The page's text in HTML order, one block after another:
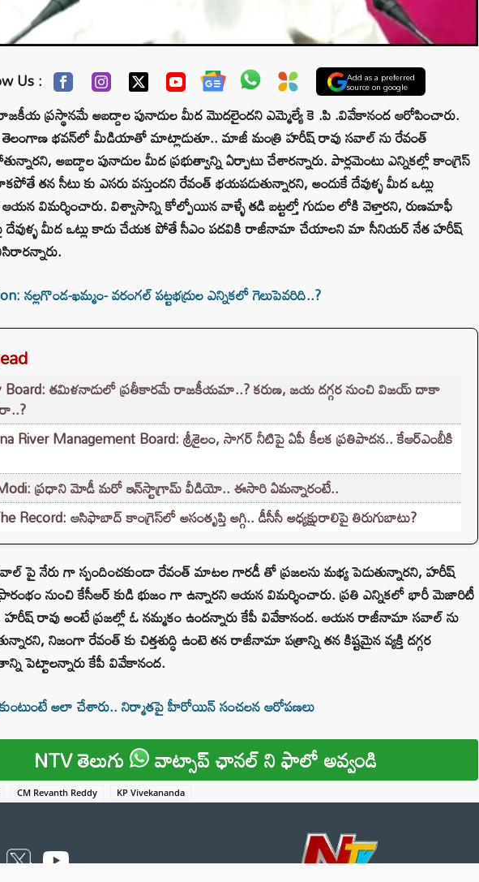
Us : Add as a preferred
source on google
ప్రస్థానమే అబద్దాల పునాదుల మీద మొదలైందని ఎమ్మెల్యే కె .పి .వివేకానంద ఆరోపించారు.
భవన్‌లో మీడియాతో మాట్లాడుతూ.. మాజీ మంత్రి హరీష్ రావు సవాల్ ను రేవంత్
అబద్దాల పునాదుల మీద ప్రభుత్వాన్ని ఏర్పాటు చేశారన్నారు. పార్లమెంటు ఎన్నికల్లో కాంగ్రెస్
తన సీటు కు ఎసరు వస్తుందని రేవంత్ భయపడుతున్నారని, అందుకే దేవుళ్ళ మీద ఒట్లు
ఆయన విమర్శించారు. విశ్వాసాన్ని కోల్పోయిన వాళ్ళే తడి బట్టల్తో గుడుల లోకి వెళ్తారని, రుణమాఫీ
దేవుళ్ళ మీద ఒట్లు కాదు చేయక పోతే సీఎం పదవికి రాజీనామా చేయాలని మా సీనియర్ నేత హరీష్
నల్లగొండ-ఖమ్మం- వరంగల్ పట్టభద్రుల ఎన్నికలో గెలుపెవరిది..?
Board: తమిళనాడులో ప్రతీకారమే రాజకీయమా..? కరుణ, జయ దగ్గర నుంచి విజయ్ దాకా
River Management Board: శ్రీశైలం, సాగర్ నీటిపై ఏపీ కీలక ప్రతిపాదన.. కేఆర్ఎంబీకి
ప్రధాని మోడీ మరో ఇన్‌స్టాగ్రామ్ వీడియో.. ఈసారి ఏమన్నారంటే..
Record: ఆసిఫాబాద్ కాంగ్రెస్‌లో అసంతృప్తి అగ్గి.. డీసీసీ అధ్యక్షురాలిపై తిరుగుబాటు?
పై నేరు గా స్పందించకుండా రేవంత్ మాటల గారడీ తో ప్రజలను మభ్య పెడుతున్నారని, హరీష్
నుంచి కేసీఆర్ కుడి భుజం గా ఉన్నారని ఆయన విమర్శించారు. ప్రతి ఎన్నికలో భారీ మెజారిటీ
హరీష్ రావు అంటే ప్రజల్లో ఓ నమ్మకం ఉందన్నారు కేపీ వివేకానంద. ఆయన రాజీనామా సవాల్ ను
నిజంగా రేవంత్ కు చిత్తశుద్ధి ఉంటె తన రాజీనామా పత్రాన్ని తన కిష్టమైన వ్యక్తి దగ్గర
పెట్టాలన్నారు కేపీ వివేకానంద.
అలా చేశారు.. నిర్మాతపై హీరోయిన్ సంచలన ఆరోపణలు
NTV తెలుగు వాట్సాప్ ఛానల్ ని ఫాలో అవ్వండి
CM Revanth Reddy KP Vivekananda